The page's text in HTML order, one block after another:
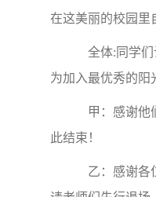
在这美丽的校园里
全体:同学们
为加入最优秀的阳
甲：感谢他
此结束！
乙：感谢各